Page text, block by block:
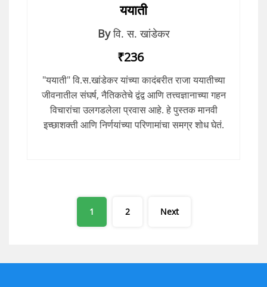
ययाती
By वि. स. खांडेकर
₹236
"ययाती" वि.स.खांडेकर यांच्या कादंबरीत राजा ययातीच्या
जीवनातील संघर्ष, नैतिकतेचे द्वंद्व आणि तत्त्वज्ञानाच्या गहन
विचारांचा उलगडलेला प्रवास आहे. हे पुस्तक मानवी
इच्छाशक्ती आणि निर्णयांच्या परिणामांचा समग्र शोध घेतं.
Posts
1 2 Next